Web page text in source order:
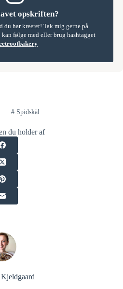
opskriften?
du har kreeret! Tak mig gerne på
kan følge med eller brug hashtagget
# Spidskål
du holder af